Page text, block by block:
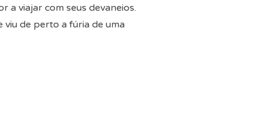
a viajar com seus devaneios.
viu de perto a fúria de uma